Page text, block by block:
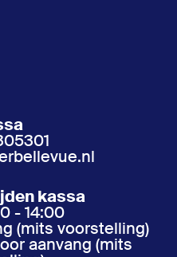
kassa
- 14:00
(mits voorstelling)
aanvang (mits